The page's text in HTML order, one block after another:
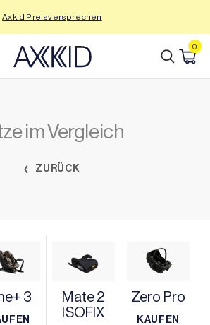
Axkid Preisversprechen
0
im Vergleich
ZURÜCK
3
Mate 2
ISOFIX
Zero Pro
KAUFEN